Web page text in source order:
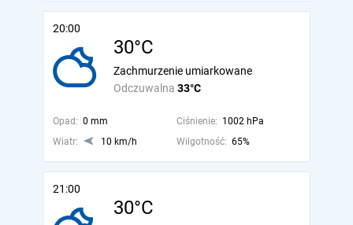
20:00
30°C
Odczuwalna 33°C
Zachmurzenie umiarkowane
Opad: 0 mm Ciśnienie: 1002 hPa
Wiatr:
10 km/h Wilgotność: 65%
21:00
30°C